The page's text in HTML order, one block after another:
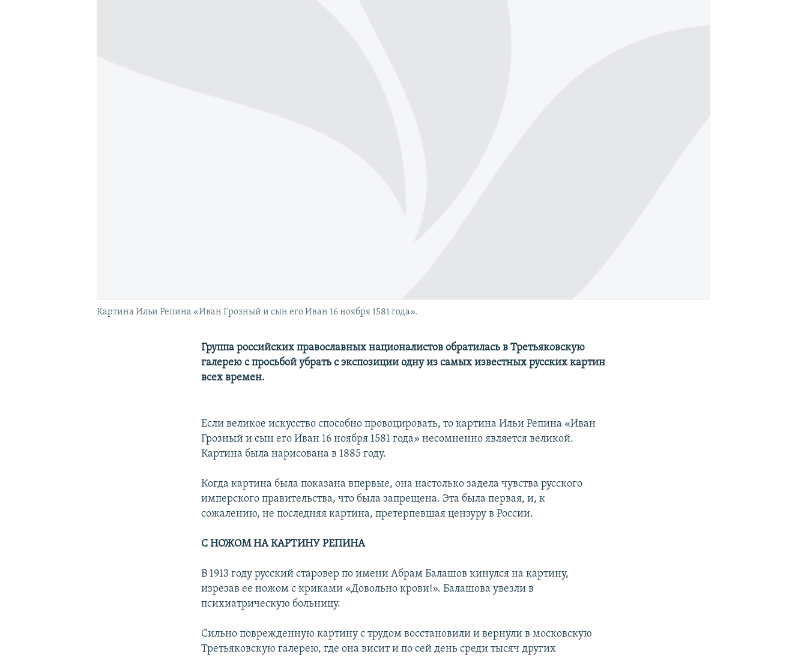
Картина Ильи Репина «Иван Грозный и сын его Иван 16 ноября 1581 года».
Группа российских православных националистов обратилась в Третьяковскую
галерею с просьбой убрать с экспозиции одну из самых известных русских картин
всех времен.
Если великое искусство способно провоцировать, то картина Ильи Репина «Иван
Грозный и сын его Иван 16 ноября 1581 года» несомненно является великой.
Картина была нарисована в 1885 году.
Когда картина была показана впервые, она настолько задела чувствa русского
имперского правительства, что была запрещена. Эта была первая, и, к
сожалению, не последняя картина, претерпевшая цензуру в России.
С НОЖОМ НА КАРТИНУ РЕПИНА
В 1913 году русский старовер по имени Абрам Балашов кинулся на картину,
изрезав ее ножом с криками «Довольно крови!». Балашова увезли в
психиатрическую больницу.
Сильно поврежденную картину с трудом восстановили и вернули в московскую
Третьяковскую галерею, где она висит и по сей день среди тысяч других